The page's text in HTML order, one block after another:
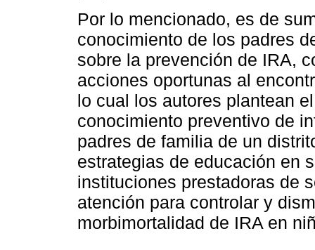
Por lo mencionado, es de
conocimiento de los padres
sobre la prevención de IRA,
acciones oportunas al
lo cual los autores plantean
conocimiento preventivo de
padres de familia de un
estrategias de educación en
instituciones prestadoras de
atención para controlar y
morbimortalidad de IRA en